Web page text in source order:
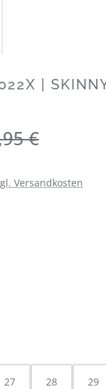
|
Preis:
€
Versandkosten
27 28 29